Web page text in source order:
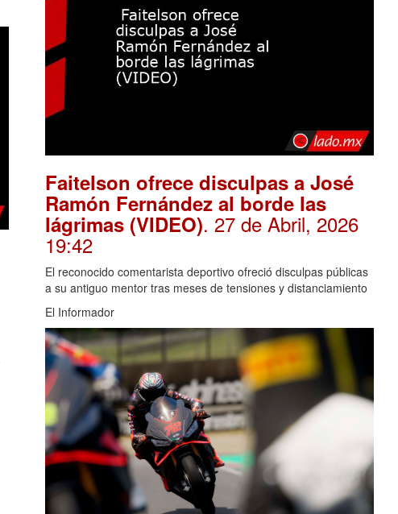
Faitelson ofrece disculpas a José
Ramón Fernández al borde las
lágrimas (VIDEO). 27 de Abril, 2026
19:42
El reconocido comentarista deportivo ofreció disculpas públicas
a su antiguo mentor tras meses de tensiones y distanciamiento
El Informador